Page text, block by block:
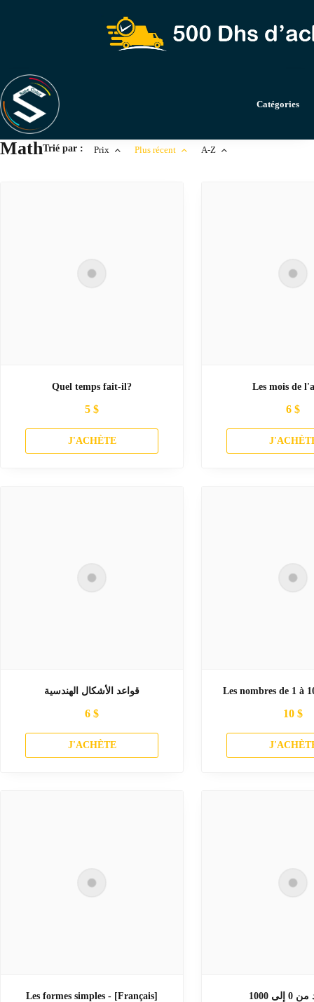
Catégories
MathTrié par : Prix Plus récent A-Z
Quel temps fait-il?
5 $
J'ACHÈTE
Les mois de
6 $
قواعد الأشكال الهندسية
6 $
J'ACHÈTE
Les nombres de 1 à
10 $
Les formes simples - [Français] إلى 1000